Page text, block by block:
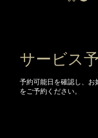
サービス
予約可能日を確認し、お
をご予約ください。